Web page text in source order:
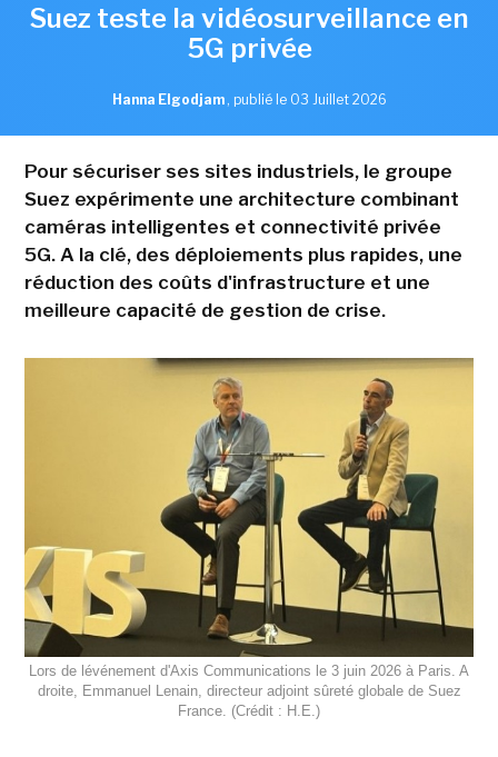
Suez teste la vidéosurveillance en
5G privée
Hanna Elgodjam , publié le 03 Juillet 2026
Pour sécuriser ses sites industriels, le groupe
Suez expérimente une architecture combinant
caméras intelligentes et connectivité privée
5G. A la clé, des déploiements plus rapides, une
réduction des coûts d'infrastructure et une
meilleure capacité de gestion de crise.
Lors de lévénement d'Axis Communications le 3 juin 2026 à Paris. A
droite, Emmanuel Lenain, directeur adjoint sûreté globale de Suez
France. (Crédit : H.E.)